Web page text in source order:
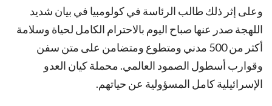
وعلى إثر ذلك طالب الرئاسة في كولومبيا في بيان شديد
اللهجة صدر عنها صباح اليوم بالاحترام الكامل لحياة وسلامة
أكثر من 500 مدني ومتطوع ومتضامن على متن سفن
وقوارب أسطول الصمود العالمي. محملة كيان العدو
الإسرائيلية كامل المسؤولية عن حياتهم.